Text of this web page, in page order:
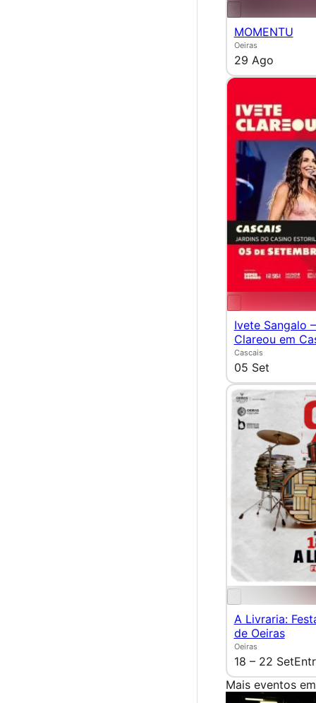
MOMENTU
Oeiras
29 Ago
Ivete Sangalo
Clareou em
Cascais
05 Set
A Livraria:
de Oeiras
Oeiras
18 – 22 Set
Mais eventos